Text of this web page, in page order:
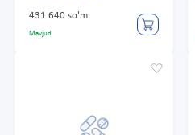
431 640 so'm
Mavjud